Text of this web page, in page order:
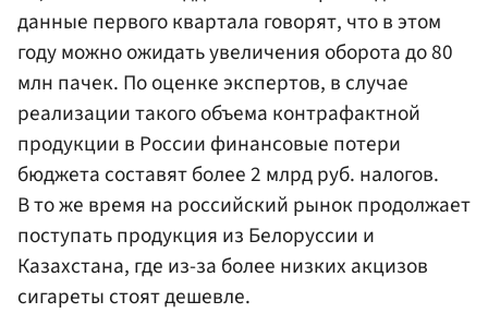
данные первого квартала говорят, что в этом
году можно ожидать увеличения оборота до 80
млн пачек. По оценке экспертов, в случае
реализации такого объема контрафактной
продукции в России финансовые потери
бюджета составят более 2 млрд руб. налогов.
В то же время на российский рынок продолжает
поступать продукция из Белоруссии и
Казахстана, где из-за более низких акцизов
сигареты стоят дешевле.